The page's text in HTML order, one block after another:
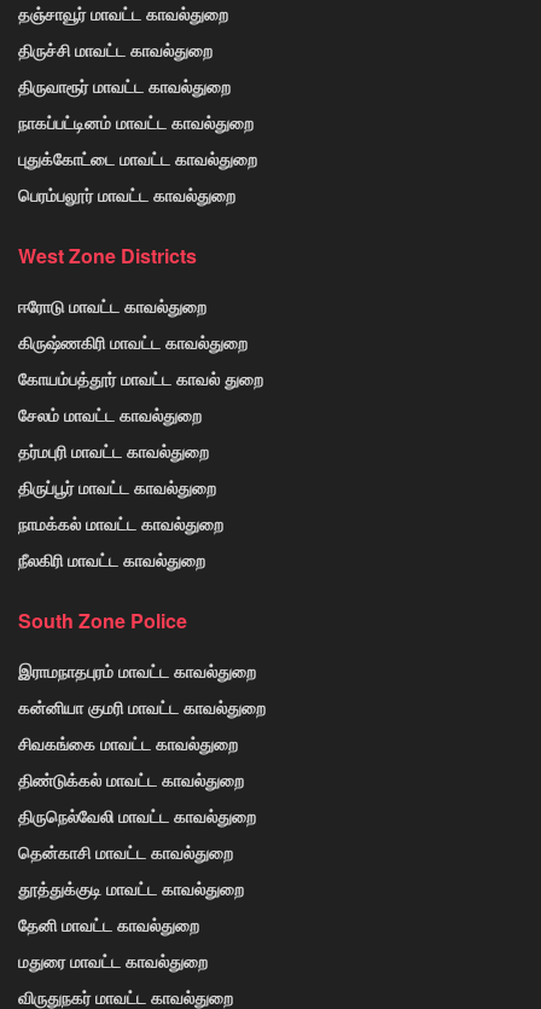
தஞ்சாவூர் மாவட்ட காவல்துறை
திருச்சி மாவட்ட காவல்துறை
திருவாரூர் மாவட்ட காவல்துறை
நாகப்பட்டினம் மாவட்ட காவல்துறை
புதுக்கோட்டை மாவட்ட காவல்துறை
பெரம்பலூர் மாவட்ட காவல்துறை
West Zone Districts
ஈரோடு மாவட்ட காவல்துறை
கிருஷ்ணகிரி மாவட்ட காவல்துறை
கோயம்பத்தூர் மாவட்ட காவல் துறை
சேலம் மாவட்ட காவல்துறை
தர்மபுரி மாவட்ட காவல்துறை
திருப்பூர் மாவட்ட காவல்துறை
நாமக்கல் மாவட்ட காவல்துறை
நீலகிரி மாவட்ட காவல்துறை
South Zone Police
இராமநாதபுரம் மாவட்ட காவல்துறை
கன்னியா குமரி மாவட்ட காவல்துறை
சிவகங்கை மாவட்ட காவல்துறை
திண்டுக்கல் மாவட்ட காவல்துறை
திருநெல்வேலி மாவட்ட காவல்துறை
தென்காசி மாவட்ட காவல்துறை
தூத்துக்குடி மாவட்ட காவல்துறை
தேனி மாவட்ட காவல்துறை
மதுரை மாவட்ட காவல்துறை
விருதுநகர் மாவட்ட காவல்துறை